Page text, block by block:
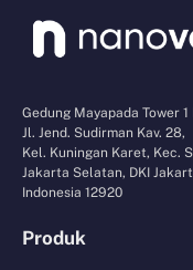
Gedung Mayapada Tower
Jl. Jend. Sudirman Kav. 28,
Kel. Kuningan Karet, Kec.
Jakarta Selatan, DKI
Indonesia 12920
Produk